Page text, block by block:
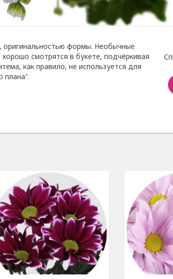
оригинальностью формы. Необычные
смотрятся в букете, подчёркивая
как правило, не используется для
плана".